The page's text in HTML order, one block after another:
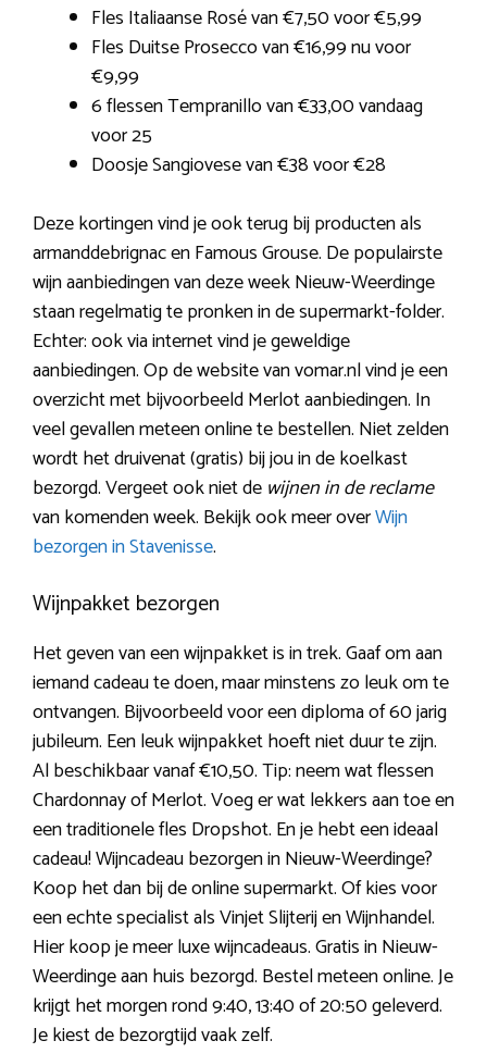
Fles Italiaanse Rosé van €7,50 voor €5,99
Fles Duitse Prosecco van €16,99 nu voor
€9,99
6 flessen Tempranillo van €33,00 vandaag
voor 25
Doosje Sangiovese van €38 voor €28
Deze kortingen vind je ook terug bij producten als
armanddebrignac en Famous Grouse. De populairste
wijn aanbiedingen van deze week Nieuw-Weerdinge
staan regelmatig te pronken in de supermarkt-folder.
Echter: ook via internet vind je geweldige
aanbiedingen. Op de website van vomar.nl vind je een
overzicht met bijvoorbeeld Merlot aanbiedingen. In
veel gevallen meteen online te bestellen. Niet zelden
wordt het druivenat (gratis) bij jou in de koelkast
bezorgd. Vergeet ook niet de wijnen in de reclame
van komenden week. Bekijk ook meer overWijn
bezorgen in Stavenisse.
Wijnpakket bezorgen
Het geven van een wijnpakket is in trek. Gaaf om aan
iemand cadeau te doen, maar minstens zo leuk om te
ontvangen. Bijvoorbeeld voor een diploma of 60 jarig
jubileum. Een leuk wijnpakket hoeft niet duur te zijn.
Al beschikbaar vanaf €10,50. Tip: neem wat flessen
Chardonnay of Merlot. Voeg er wat lekkers aan toe en
een traditionele fles Dropshot. En je hebt een ideaal
cadeau! Wijncadeau bezorgen in Nieuw-Weerdinge?
Koop het dan bij de online supermarkt. Of kies voor
een echte specialist als Vinjet Slijterij en Wijnhandel.
Hier koop je meer luxe wijncadeaus. Gratis in Nieuw-
Weerdinge aan huis bezorgd. Bestel meteen online. Je
krijgt het morgen rond 9:40, 13:40 of 20:50 geleverd.
Je kiest de bezorgtijd vaak zelf.